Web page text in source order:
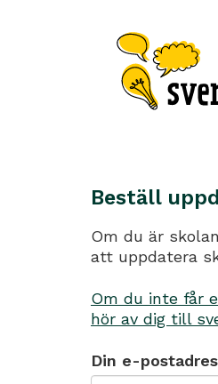
Beställ
Om du är
att uppdatera
Om du inte får
hör av dig till
Din e-